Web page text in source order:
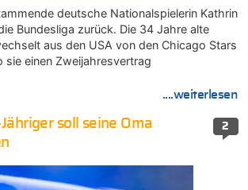
deutsche Nationalspielerin Kathrin
Bundesliga zurück. Die 34 Jahre alte
aus den USA von den Chicago Stars
sie einen Zweijahresvertrag
....weiterlesen
2
soll seine Oma